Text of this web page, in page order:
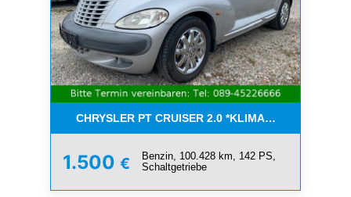
CHRYSLER PT CRUISER 2.0
1.500 €
Benzin, 100.428 km, 142 PS,
Schaltgetriebe